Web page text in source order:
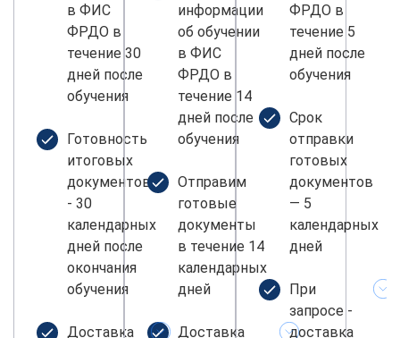
в ФИС
ФРДО в
течение 30
дней после
обучения
Готовность
итоговых
документов
- 30
календарных
дней после
окончания
обучения
Доставка
информации
об обучении
в ФИС
ФРДО в
течение 14
дней после
обучения
Отправим
готовые
документы
в течение 14
календарных
дней
Доставка
ФРДО в
течение 5
дней после
обучения
Срок
отправки
готовых
документов
— 5
календарных
дней
При
запросе -
доставка